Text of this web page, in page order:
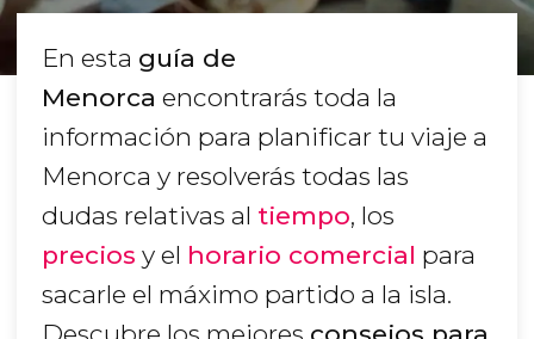
En esta guía de
Menorca encontrarás toda la
información para planificar tu viaje a
Menorca y resolverás todas las
dudas relativas al tiempo, los
precios y el horario comercial para
sacarle el máximo partido a la isla.